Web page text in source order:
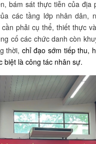
bám sát thực tiễn của địa
các tầng lớp nhân dân,
phải cụ thể, thiết thực
cố các chức danh còn
thời, chỉ đạo sớm tiếp thu,
biệt là công tác nhân sự.